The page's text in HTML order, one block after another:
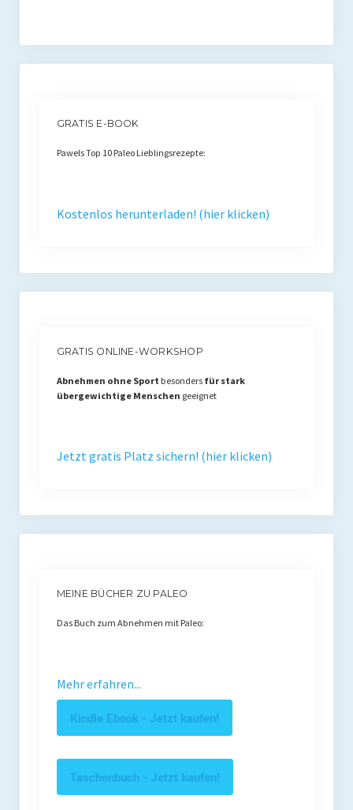
Haftungsausschluss
GRATIS E-BOOK
Pawels Top 10 Paleo Lieblingsrezepte:
Kostenlos herunterladen! (hier klicken)
GRATIS ONLINE-WORKSHOP
Abnehmen ohne Sport besonders für stark
übergewichtige Menschen geeignet
Jetzt gratis Platz sichern! (hier klicken)
MEINE BÜCHER ZU PALEO
Das Buch zum Abnehmen mit Paleo:
Mehr erfahren...
Kindle Ebook - Jetzt kaufen!
Taschenbuch - Jetzt kaufen!